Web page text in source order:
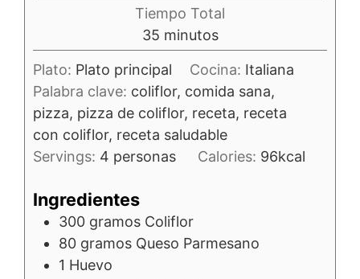
Tiempo Total
35minutos
minutos
Plato: Plato principal Cocina: Italiana
Palabra clave: coliflor, comida sana,
pizza, pizza de coliflor, receta, receta
con coliflor, receta saludable
Servings: 4 personas Calories: 96kcal
Ingredientes
300 gramos Coliflor
80 gramos Queso Parmesano
1 Huevo